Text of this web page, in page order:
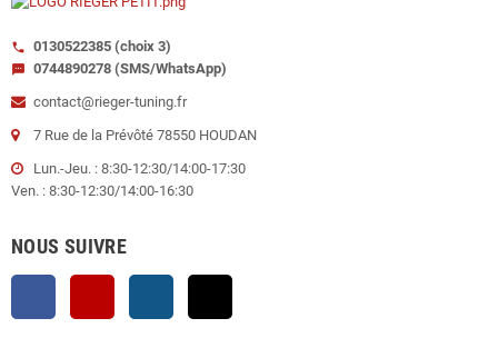
call 0130522385 (choix 3)
sms
0744890278 (SMS/WhatsApp)
contact@rieger-tuning.fr
7 Rue de la Prévôté 78550 HOUDAN
Lun.-Jeu. : 8:30-12:30/14:00-17:30
Ven. : 8:30-12:30/14:00-16:30
NOUS SUIVRE